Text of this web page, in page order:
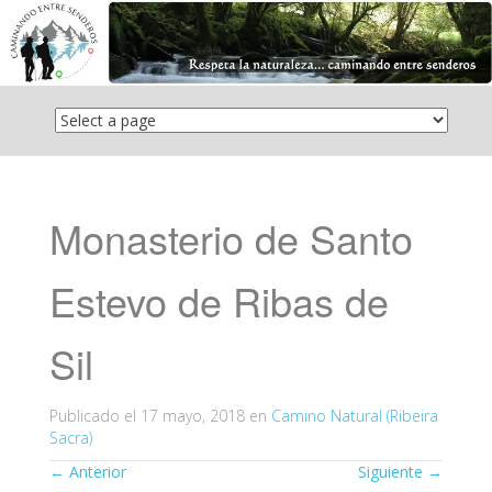
Saltar
contenido
Monasterio de Santo
Estevo de Ribas de
Sil
Publicado el 17 mayo, 2018 en Camino Natural (Ribeira
Sacra)
← Anterior Siguiente →